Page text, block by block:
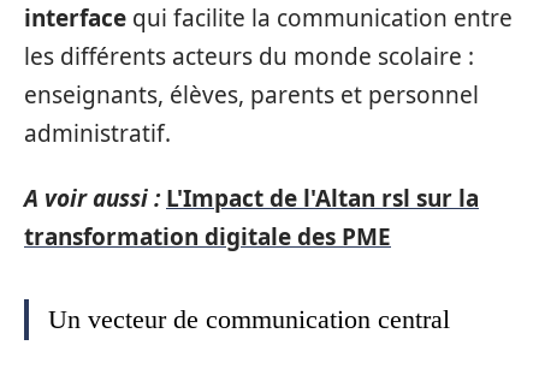
interface qui facilite la communication entre
les différents acteurs du monde scolaire :
enseignants, élèves, parents et personnel
administratif.
A voir aussi : L'Impact de l'Altan rsl sur la
transformation digitale des PME
Un vecteur de communication central